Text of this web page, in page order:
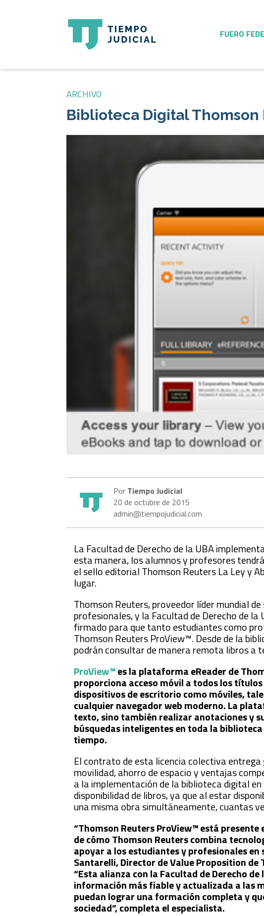
FUERO
ARCHIVO
Biblioteca Digital Thomson
Por Tiempo Judicial
20 de octubre de 2015
admin@tiempojudicial.com
La Facultad de Derecho de la UBA
esta manera, los alumnos y profesores
el sello editorial Thomson Reuters La Ley y
lugar.
Thomson Reuters, proveedor líder mundial
profesionales, y la Facultad de Derecho de la
firmado para que tanto estudiantes como
Thomson Reuters ProView™. Desde de la
podrán consultar de manera remota libros a
ProView™es la plataforma eReader de
proporciona acceso móvil a todos los
dispositivos de escritorio como móviles,
cualquier navegador web moderno. La
texto, sino también realizar anotaciones y
búsquedas inteligentes en toda la
tiempo.
El contrato de esta licencia colectiva
movilidad, ahorro de espacio y ventajas
a la implementación de la biblioteca digital
disponibilidad de libros, ya que al estar
una misma obra simultáneamente, cuantas
“Thomson Reuters ProView™ está
de cómo Thomson Reuters combina
apoyar a los estudiantes y profesionales
Santarelli, Director de Value Proposition
“Esta alianza con la Facultad de Derecho
información más fiable y actualizada a las
puedan lograr una formación completa y
sociedad”, completa el especialista.